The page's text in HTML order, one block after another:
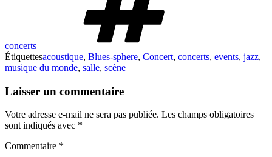
concerts
Étiquettesacoustique, Blues-sphere, Concert, concerts, events, jazz,
musique du monde, salle, scène
Laisser un commentaire
Votre adresse e-mail ne sera pas publiée. Les champs obligatoires
sont indiqués avec *
Commentaire *